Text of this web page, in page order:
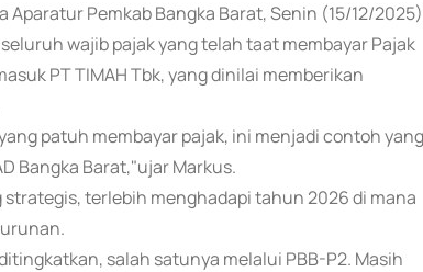
Pemkab Bangka Barat, Senin (15/12/
wajib pajak yang telah taat membayar Pajak
PT TIMAH Tbk, yang dinilai memberikan
patuh membayar pajak, ini menjadi contoh yang
Bangka Barat,"ujar Markus.
terlebih menghadapi tahun 2026 di mana
salah satunya melalui PBB-P2. Masih